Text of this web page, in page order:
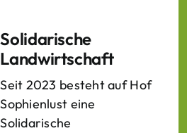
Solidarische
Landwirtschaft
Seit 2023 besteht auf Hof
Sophienlust eine
Solidarische